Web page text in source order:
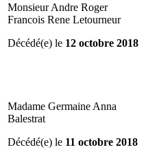
Monsieur Andre Roger
Francois Rene Letourneur
Décédé(e) le 12 octobre 2018
Madame Germaine Anna
Balestrat
Décédé(e) le 11 octobre 2018